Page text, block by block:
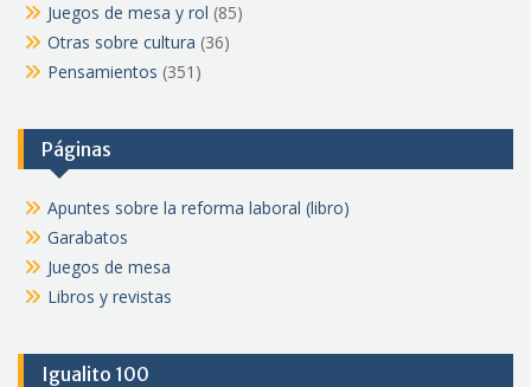
Juegos de mesa y rol (85)
Otras sobre cultura (36)
Pensamientos (351)
Páginas
Apuntes sobre la reforma laboral (libro)
Garabatos
Juegos de mesa
Libros y revistas
Igualito 100